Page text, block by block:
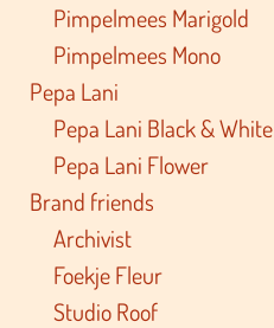
Pimpelmees Marigold
Pimpelmees Mono
Pepa Lani
Pepa Lani Black & White
Pepa Lani Flower
Brand friends
Archivist
Foekje Fleur
Studio Roof